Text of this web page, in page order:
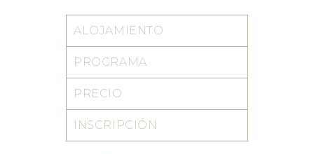
ALOJAMIENTO
PROGRAMA
PRECIO
INSCRIPCIÓN